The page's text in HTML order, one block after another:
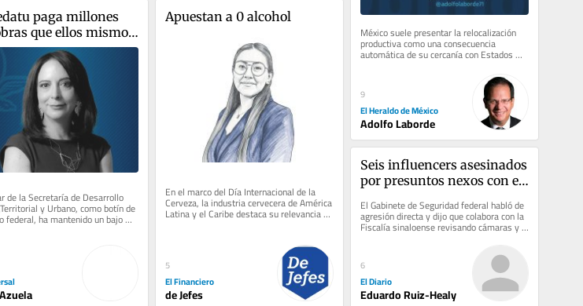
México suele presentar la relocalización
productiva como una consecuencia
automática de su cercanía con Estados
9
El Heraldo de México
Adolfo Laborde
paga millones
que ellos mismos
de la Secretaría de Desarrollo
y Urbano, como botín de
federal, ha mantenido un bajo
conveniente...
Apuestan a 0 alcohol
En el marco del Día Internacional de la
Cerveza, la industria cervecera de América
Latina y el Caribe destaca su relevancia
como uno de los motores...
5
El Financiero
de Jefes
Seis influencers asesinados
por presuntos nexos con el
El Gabinete de Seguridad federal habló de
agresión directa y dijo que colabora con la
Fiscalía sinaloense revisando cámaras y
6
El Diario
Eduardo Ruiz-Healy